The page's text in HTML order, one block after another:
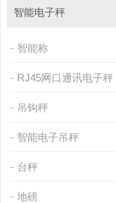
智能电子秤
智能称
RJ45网口通讯电子秤
吊钩秤
智能电子吊秤
台秤
地磅